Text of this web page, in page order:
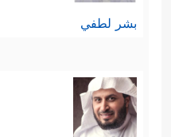
بشر لطفي